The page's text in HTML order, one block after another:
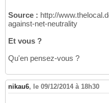
Source : http://
against-net-neutrality
Et vous ?
Qu'en pensez-vous ?
nikau6, le 09/12/2014 à 18h30